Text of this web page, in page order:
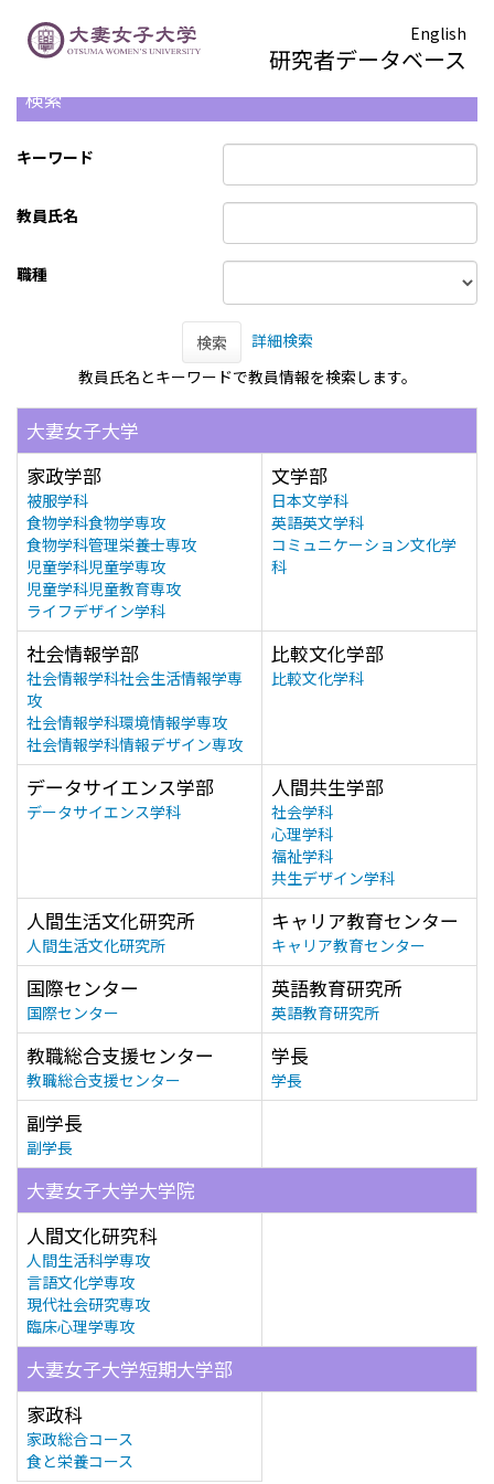
English
研究者データベース
検索
キーワード
教員氏名
職種
検索
詳細検索
教員氏名とキーワードで教員情報を検索します。
大妻女子大学
家政学部
被服学科
食物学科食物学専攻
食物学科管理栄養士専攻
児童学科児童学専攻
児童学科児童教育専攻
ライフデザイン学科
文学部
日本文学科
英語英文学科
コミュニケーション文化学
科
社会情報学部
社会情報学科社会生活情報学専
攻
社会情報学科環境情報学専攻
社会情報学科情報デザイン専攻
比較文化学部
比較文化学科
データサイエンス学部
データサイエンス学科
人間共生学部
社会学科
心理学科
福祉学科
共生デザイン学科
人間生活文化研究所
人間生活文化研究所
キャリア教育センター
キャリア教育センター
国際センター
国際センター
英語教育研究所
英語教育研究所
教職総合支援センター
教職総合支援センター
学長
学長
副学長
副学長
大妻女子大学大学院
人間文化研究科
人間生活科学専攻
言語文化学専攻
現代社会研究専攻
臨床心理学専攻
大妻女子大学短期大学部
家政科
家政総合コース
食と栄養コース